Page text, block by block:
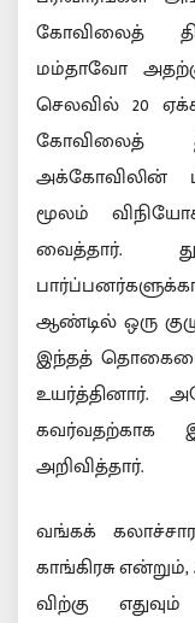
கோவிலைத்
மம்தாவோ
செலவில் 20
கோவிலைத்
அக்கோவிலின்
மூலம்
வைத்தார்.
ஆண்டில் ஒரு
இந்தத் தொகையை
உயர்த்தினார்.
கவர்வதற்காக
அறிவித்தார்.
வங்கக்
காங்கிரசு
விற்கு